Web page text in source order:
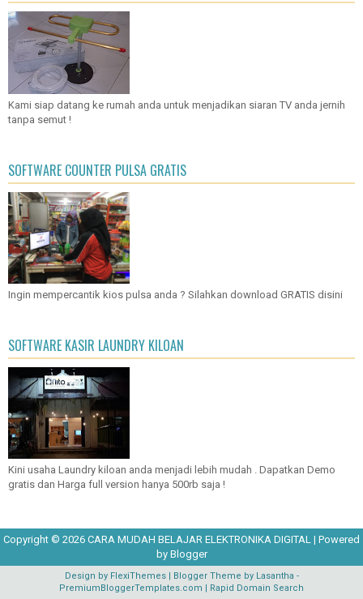
Kami siap datang ke rumah anda untuk menjadikan siaran TV anda jernih
tanpa semut !
SOFTWARE COUNTER PULSA GRATIS
Ingin mempercantik kios pulsa anda ? Silahkan download GRATIS disini
SOFTWARE KASIR LAUNDRY KILOAN
Kini usaha Laundry kiloan anda menjadi lebih mudah . Dapatkan Demo
gratis dan Harga full version hanya 500rb saja !
Copyright © 2026 CARA MUDAH BELAJAR ELEKTRONIKA DIGITAL | Powered
by Blogger
Design by FlexiThemes| Blogger Theme by Lasantha -
PremiumBloggerTemplates.com | Rapid Domain Search